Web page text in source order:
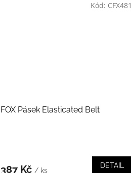
FOX Pásek Elasticated Belt
387 Kč / ks
DETAIL
Kód: CFX481